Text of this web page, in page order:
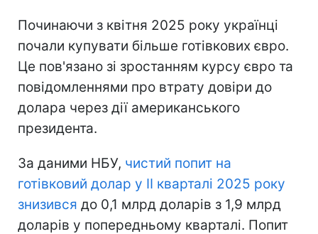
Починаючи з квітня 2025 року українці
почали купувати більше готівкових євро.
Це пов'язано зі зростанням курсу євро та
повідомленнями про втрату довіри до
долара через дії американського
президента.
За даними НБУ, чистий попит на
готівковий долар у II кварталі 2025 року
знизився до 0,1 млрд доларів з 1,9 млрд
доларів у попередньому кварталі. Попит